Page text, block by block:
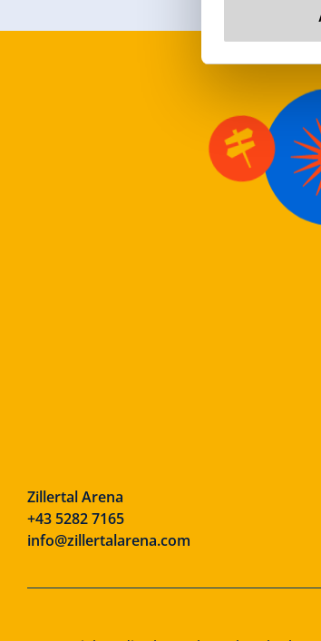
Zillertal Arena
+43 5282 7165
info@zillertalarena.com